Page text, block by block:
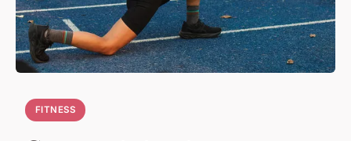
FITNESS